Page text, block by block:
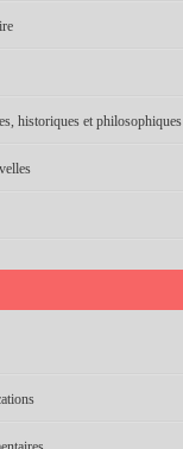
historiques et philosophiques